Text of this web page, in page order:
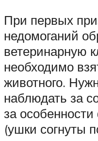
При первых
недомоганий
ветеринарную
необходимо
животного.
наблюдать за
за
(ушки согнуты